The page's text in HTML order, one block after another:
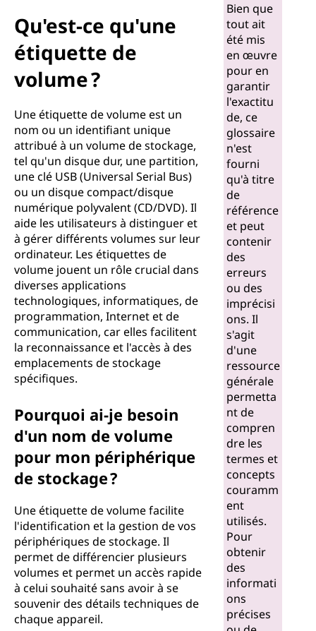
Qu'est-ce qu'une
étiquette de
volume ?
Une étiquette de volume est un
nom ou un identifiant unique
attribué à un volume de stockage,
tel qu'un disque dur, une partition,
une clé USB (Universal Serial Bus)
ou un disque compact/disque
numérique polyvalent (CD/DVD). Il
aide les utilisateurs à distinguer et
à gérer différents volumes sur leur
ordinateur. Les étiquettes de
volume jouent un rôle crucial dans
diverses applications
technologiques, informatiques, de
programmation, Internet et de
communication, car elles facilitent
la reconnaissance et l'accès à des
emplacements de stockage
spécifiques.
Pourquoi ai-je besoin
d'un nom de volume
pour mon périphérique
de stockage ?
Une étiquette de volume facilite
l'identification et la gestion de vos
périphériques de stockage. Il
permet de différencier plusieurs
volumes et permet un accès rapide
à celui souhaité sans avoir à se
souvenir des détails techniques de
chaque appareil.
Bien que
tout ait
été mis
en œuvre
pour en
garantir
l'exactitu
de, ce
glossaire
n'est
fourni
qu'à titre
de
référence
et peut
contenir
des
erreurs
ou des
imprécisi
ons. Il
s'agit
d'une
ressource
générale
permetta
nt de
compren
dre les
termes et
concepts
couramm
ent
utilisés.
Pour
obtenir
des
informati
ons
précises